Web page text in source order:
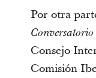
Por otra
Conversatorio
Consejo
Comisión